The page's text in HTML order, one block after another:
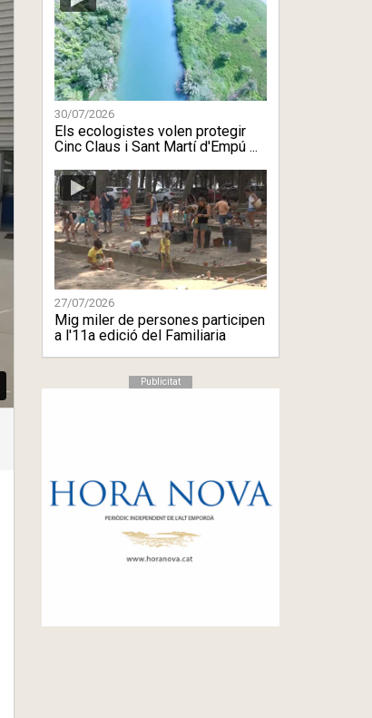
30/07/2026
Els ecologistes volen protegir
Cinc Claus i Sant Martí d'Empú ...
27/07/2026
Mig miler de persones participen
a l'11a edició del Familiaria
Publicitat